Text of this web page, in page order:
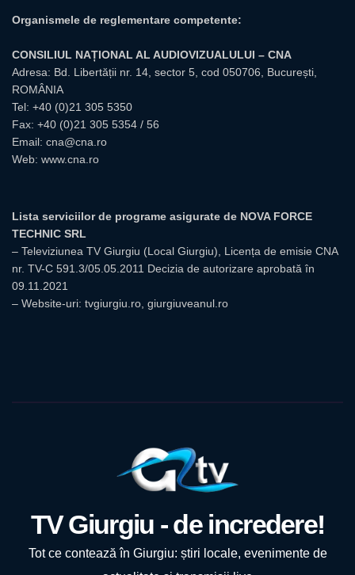
Organismele de reglementare competente:
CONSILIUL NAȚIONAL AL AUDIOVIZUALULUI – CNA
Adresa: Bd. Libertății nr. 14, sector 5, cod 050706, București,
ROMÂNIA
Tel: +40 (0)21 305 5350
Fax: +40 (0)21 305 5354 / 56
Email: cna@cna.ro
Web: www.cna.ro
Lista serviciilor de programe asigurate de NOVA FORCE
TECHNIC SRL
– Televiziunea TV Giurgiu (Local Giurgiu), Licența de emisie CNA
nr. TV-C 591.3/05.05.2011 Decizia de autorizare aprobată în
09.11.2021
– Website-uri: tvgiurgiu.ro, giurgiuveanul.ro
TV Giurgiu - de incredere!
Tot ce contează în Giurgiu: știri locale, evenimente de